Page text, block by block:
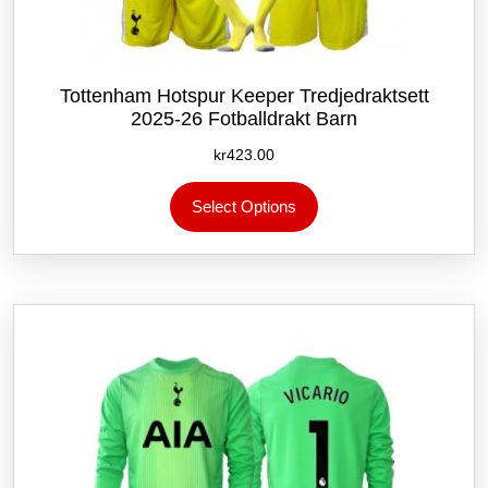
Tottenham Hotspur Keeper Tredjedraktsett
2025-26 Fotballdrakt Barn
kr423.00
Select Options
produktet
flere
Alternativene
velges
produktsiden